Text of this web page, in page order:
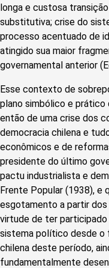
longa e custosa
substitutiva; crise do
processo acentuado de
atingido sua maior
governamental anterior
Esse contexto de
plano simbólico e
então de uma crise dos
democracia chilena e
econômicos e de
presidente do último
pactu industrialista e
Frente Popular (1938), e
esgotamento a partir
virtude de ter
sistema político desde o
chilena deste período,
fundamentalmente